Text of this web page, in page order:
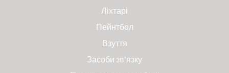
Ліхтарі
Пейнтбол
Взуття
Засоби зв'язку